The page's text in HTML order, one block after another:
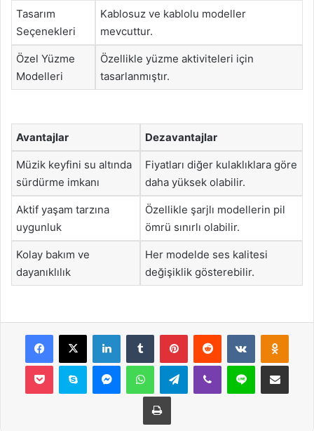
Tasarım
Seçenekleri
Kablosuz ve kablolu modeller
mevcuttur.
Özel Yüzme
Modelleri
Özellikle yüzme aktiviteleri için
tasarlanmıştır.
Avantajlar Dezavantajlar
Müzik keyfini su altında
sürdürme imkanı
Fiyatları diğer kulaklıklara göre
daha yüksek olabilir.
Aktif yaşam tarzına
uygunluk
Özellikle şarjlı modellerin pil
ömrü sınırlı olabilir.
Kolay bakım ve
dayanıklılık
Her modelde ses kalitesi
değişiklik gösterebilir.
Facebook
X LinkedInTumblr PinterestReddit VKontakte
Pocket Skype MessengerWhatsAppTelegramViber Line E-Posta ile
Yazdır